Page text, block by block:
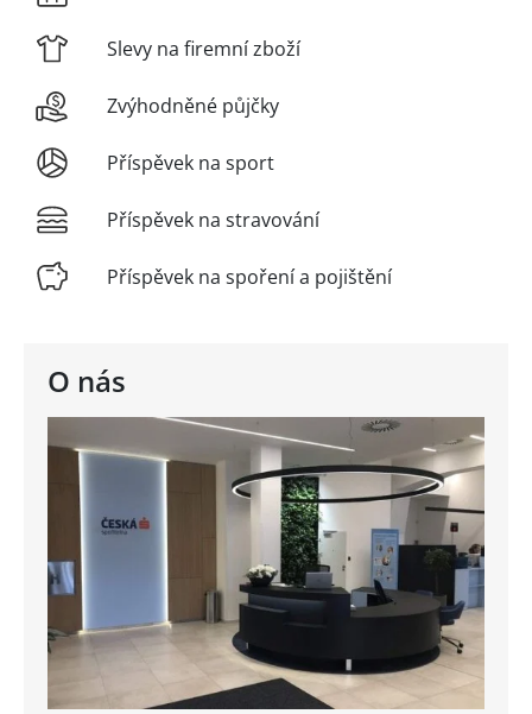
O nás
Slevy na firemní zboží
Zvýhodněné půjčky
Příspěvek na sport
Příspěvek na stravování
Příspěvek na spoření a pojištění